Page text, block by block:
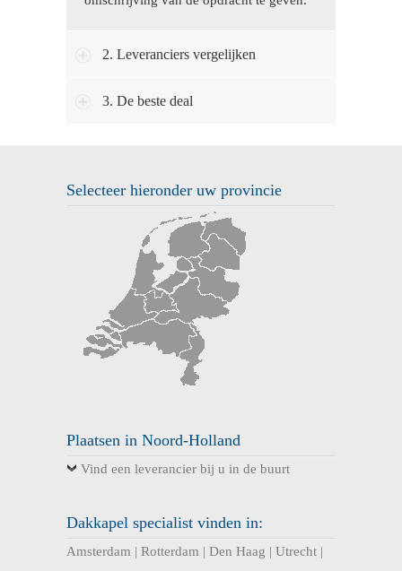
2. Leveranciers vergelijken
3. De beste deal
Selecteer hieronder uw provincie
Plaatsen in Noord-Holland
Vind een leverancier bij u in de buurt
Dakkapel specialist vinden in:
Amsterdam | Rotterdam | Den Haag | Utrecht |